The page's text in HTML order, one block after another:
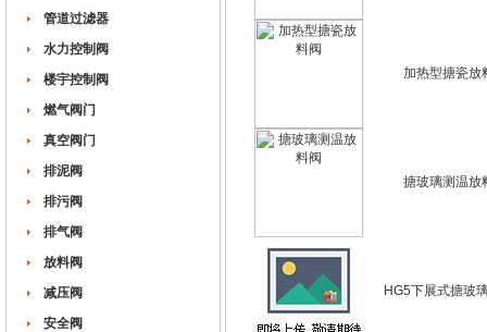
管道过滤器
水力控制阀
楼宇控制阀
燃气阀门
真空阀门
排泥阀
排污阀
排气阀
放料阀
减压阀
安全阀
加热型搪瓷放
搪玻璃测温放
HG5下展式搪玻